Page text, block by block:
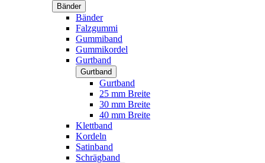
Bänder
Bänder
Falzgummi
Gummiband
Gummikordel
Gurtband
Gurtband
Gurtband
25 mm Breite
30 mm Breite
40 mm Breite
Klettband
Kordeln
Satinband
Schrägband